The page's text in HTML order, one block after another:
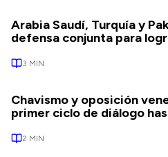
Arabia Saudí, Turquía y
defensa conjunta para
3 MIN
Chavismo y oposición
primer ciclo de diálogo
2 MIN